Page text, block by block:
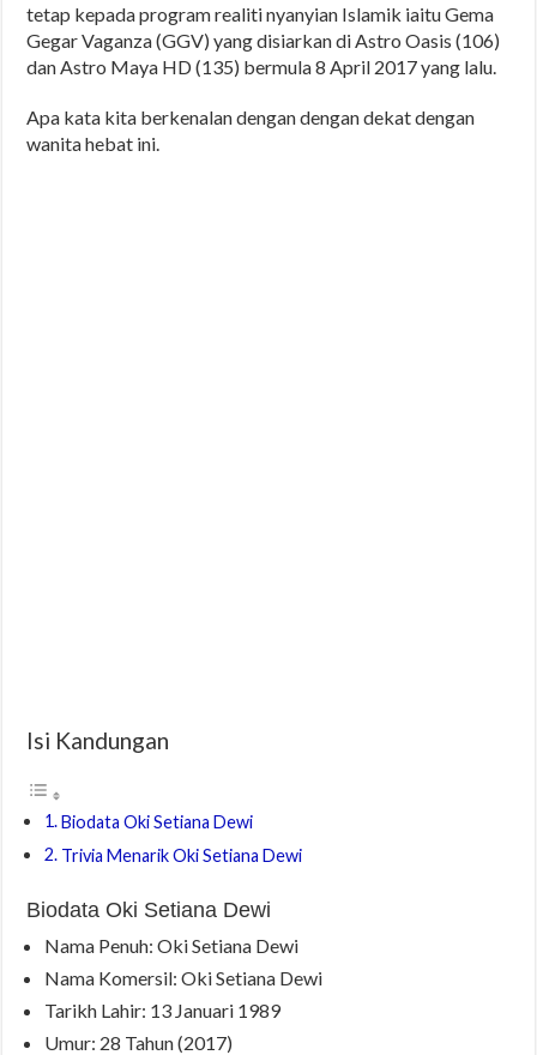
tetap kepada program realiti nyanyian Islamik iaitu Gema
Gegar Vaganza (GGV) yang disiarkan di Astro Oasis (106)
dan Astro Maya HD (135) bermula 8 April 2017 yang lalu.
Apa kata kita berkenalan dengan dengan dekat dengan
wanita hebat ini.
Isi Kandungan
Biodata Oki Setiana Dewi
Trivia Menarik Oki Setiana Dewi
Biodata Oki Setiana Dewi
Nama Penuh: Oki Setiana Dewi
Nama Komersil: Oki Setiana Dewi
Tarikh Lahir: 13 Januari 1989
Umur: 28 Tahun (2017)